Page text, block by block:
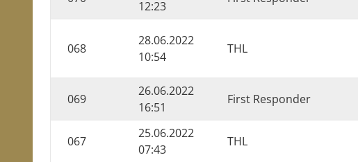
12:23
068
28.06.2022
10:54
THL
069
26.06.2022
16:51
First Responder
067
25.06.2022
07:43
THL